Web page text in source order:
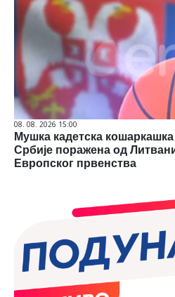
08. 08. 2026 15:00
Мушка кадетска кошаркашка
Србије поражена од
Европског првенства